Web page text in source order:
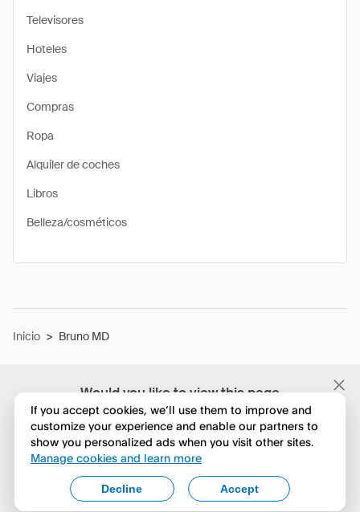
Would you like to view this page
in English?
No, seguir navegando
Yes, change to English
Televisores
Hoteles
Viajes
Compras
Ropa
Alquiler de coches
Libros
Belleza/cosméticos
Inicio > Bruno MD
If you accept cookies, we’ll use them to improve and
customize your experience and enable our partners to
show you personalized ads when you visit other sites.
Manage cookies and learn more
Accept
Decline